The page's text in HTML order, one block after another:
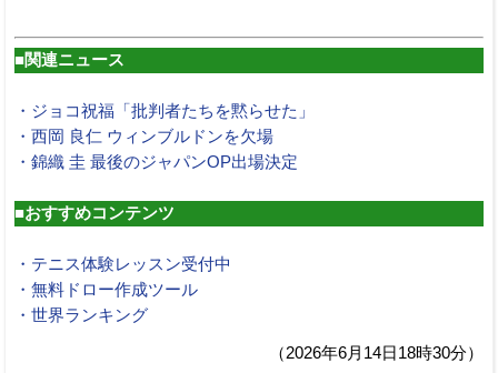
■関連ニュース
・ジョコ祝福「批判者たちを黙らせた」
・西岡 良仁 ウィンブルドンを欠場
・錦織 圭 最後のジャパンOP出場決定
■おすすめコンテンツ
・テニス体験レッスン受付中
・無料ドロー作成ツール
・世界ランキング
（2026年6月14日18時30分）